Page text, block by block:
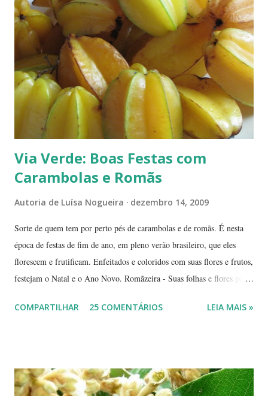
à nossa volta, tão importantes mas às vezes tão esquecidas. Vamos
aproveitar as férias para curtir a natureza? ... ----------------------- ....
A moça que aparece na...
Via Verde: Boas Festas com
Carambolas e Romãs
Autoria de Luísa Nogueira dezembro 14, 2009
Sorte de quem tem por perto pés de carambolas e de romãs. É nesta
época de festas de fim de ano, em pleno verão brasileiro, que eles
florescem e frutificam. Enfeitados e coloridos com suas flores e frutos,
festejam o Natal e o Ano Novo. Romãzeira - Suas folhas e flores por
por tons mesclados de rosa, amarelo e laranja. No meio das flores
jóias preciosas, estão presentes na ceia de réveillon. Sim, eles nos
COMPARTILHAR 25 COMENTÁRIOS LEIA MAIS »